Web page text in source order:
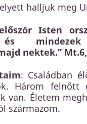
halljuk meg
Isten
és mindezek
nektek.”
: Családban
Három felnőtt
van. Életem
származom.